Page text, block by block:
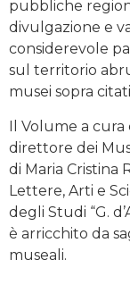
pubbliche
divulgazione e
considerevole
sul territorio
musei sopra
Il Volume a cura
direttore dei
di Maria Cristina
Lettere, Arti e
degli Studi “G.
è arricchito da
museali.